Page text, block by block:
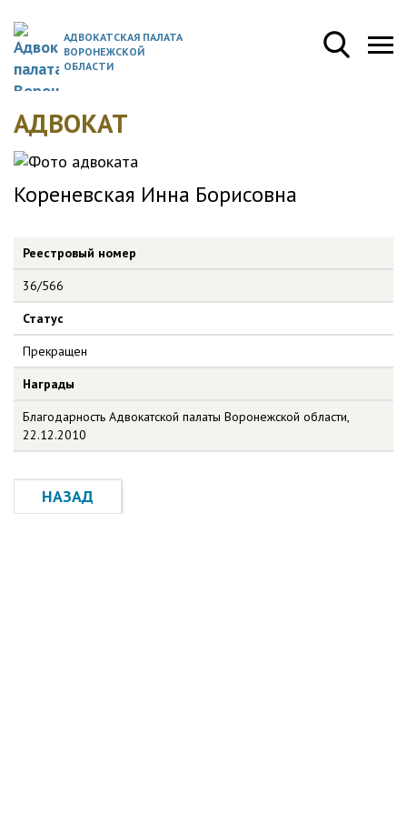
АДВОКАТСКАЯ ПАЛАТА
ВОРОНЕЖСКОЙ
ОБЛАСТИ
АДВОКАТ
Кореневская Инна Борисовна
Реестровый номер
36/566
Статус
Прекращен
Награды
Благодарность Адвокатской палаты Воронежской области,
22.12.2010
НАЗАД